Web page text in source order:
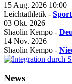
15 Aug. 2026 10:00
Leichtathletik -
03 Okt. 2026
Shaolin Kempo -
14 Nov. 2026
Shaolin Kempo -
News